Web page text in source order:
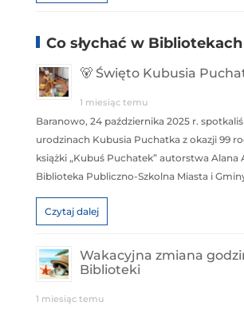
Co słychać w Bibliotekach
🐻 Święto Kubusia
1 miesiąc temu
Baranowo, 24 października 2025 r.
urodzinach Kubusia Puchatka z okazji 99
książki „Kubuś Puchatek” autorstwa Alana
Biblioteka Publiczno-Szkolna Miasta i
Czytaj dalej
Wakacyjna zmiana
Biblioteki
1 miesiąc temu